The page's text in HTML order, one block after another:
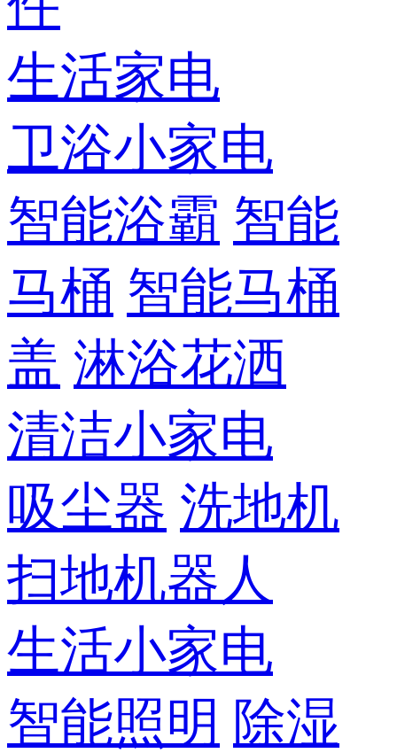
生活家电
卫浴小家电
智能浴霸 智能
马桶 智能马桶
盖 淋浴花洒
清洁小家电
吸尘器 洗地机
扫地机器人
生活小家电
智能照明 除湿